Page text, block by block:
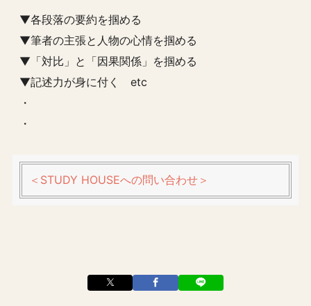
▼各段落の要約を掴める
▼筆者の主張と人物の心情を掴める
▼「対比」と「因果関係」を掴める
▼記述力が身に付く etc
・
・
＜STUDY HOUSEへの問い合わせ＞